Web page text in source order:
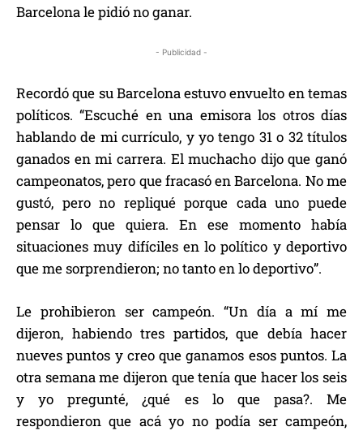
Barcelona le pidió no ganar.
- Publicidad -
Recordó que su Barcelona estuvo envuelto en temas
políticos. “Escuché en una emisora los otros días
hablando de mi currículo, y yo tengo 31 o 32 títulos
ganados en mi carrera. El muchacho dijo que ganó
campeonatos, pero que fracasó en Barcelona. No me
gustó, pero no repliqué porque cada uno puede
pensar lo que quiera. En ese momento había
situaciones muy difíciles en lo político y deportivo
que me sorprendieron; no tanto en lo deportivo”.
Le prohibieron ser campeón. “Un día a mí me
dijeron, habiendo tres partidos, que debía hacer
nueves puntos y creo que ganamos esos puntos. La
otra semana me dijeron que tenía que hacer los seis
y yo pregunté, ¿qué es lo que pasa?. Me
respondieron que acá yo no podía ser campeón,